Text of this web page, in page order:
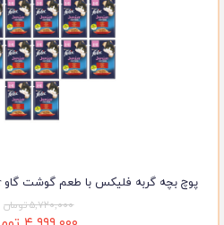
پوچ بچه گربه فلیکس با طعم گوشت گاو Felix Junior بسته 26 عددی
۵,۷۲۰,۰۰۰ تومان